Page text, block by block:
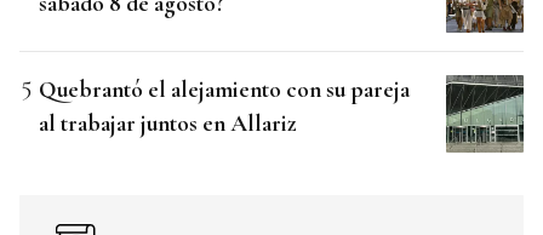
Quebrantó el alejamiento con su pareja
al trabajar juntos en Allariz